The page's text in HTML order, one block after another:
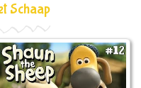
Schaap